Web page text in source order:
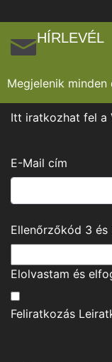
HÍRLEVÉL
Megjelenik
Itt iratkozhat fel a
E-Mail cím
Ellenőrzőkód 3 és
Elolvastam és
Feliratkozás